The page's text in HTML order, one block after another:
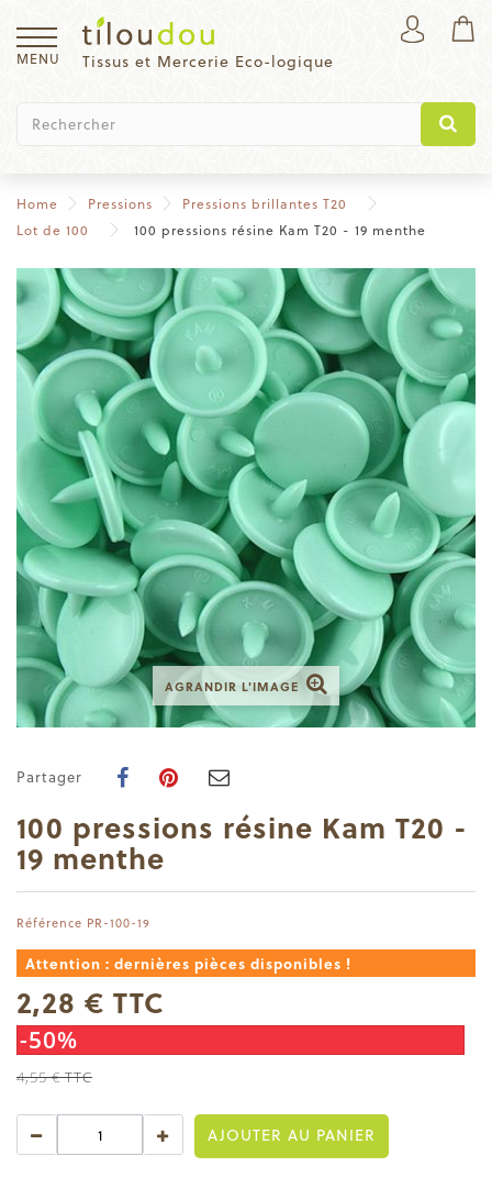
Tissus et Mercerie Eco-logique
MENU
Home Pressions
Pressions brillantes T20
Lot de 100
100 pressions résine Kam T20 - 19 menthe
AGRANDIR L'IMAGE
Partager
100 pressions résine Kam T20 -
19 menthe
Référence PR-100-19
Attention : dernières pièces disponibles !
2,28 € TTC
-50%
4,55 €TTC
AJOUTER AU PANIER